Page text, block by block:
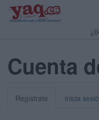
Cuenta
Regístrate inicia